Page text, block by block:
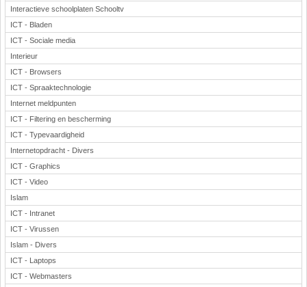
Interactieve schoolplaten Schooltv
ICT - Bladen
ICT - Sociale media
Interieur
ICT - Browsers
ICT - Spraaktechnologie
Internet meldpunten
ICT - Filtering en bescherming
ICT - Typevaardigheid
Internetopdracht - Divers
ICT - Graphics
ICT - Video
Islam
ICT - Intranet
ICT - Virussen
Islam - Divers
ICT - Laptops
ICT - Webmasters